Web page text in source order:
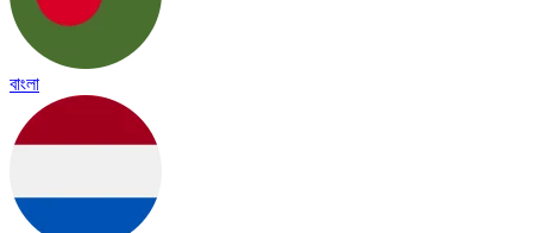
বাংলা